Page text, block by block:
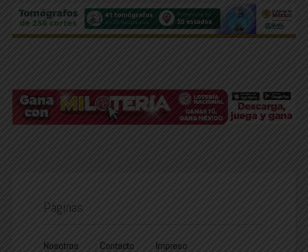
Páginas
Nosotros Contacto Impreso